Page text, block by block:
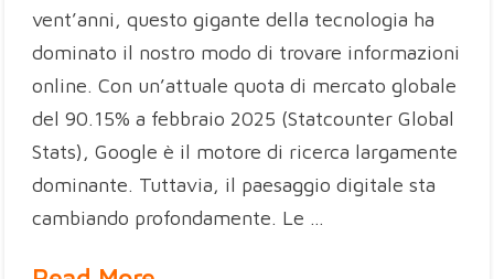
vent’anni, questo gigante della tecnologia ha
dominato il nostro modo di trovare informazioni
online. Con un’attuale quota di mercato globale
del 90.15% a febbraio 2025 (Statcounter Global
Stats), Google è il motore di ricerca largamente
dominante. Tuttavia, il paesaggio digitale sta
cambiando profondamente. Le …